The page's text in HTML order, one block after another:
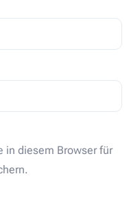
in diesem Browser für